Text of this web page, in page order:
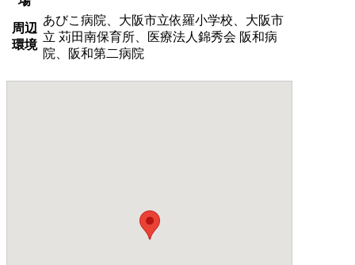
周辺
環境
あびこ病院、大阪市立依羅小学校、大阪市
立 苅田南保育所、医療法人錦秀会 阪和病
院、阪和第二病院